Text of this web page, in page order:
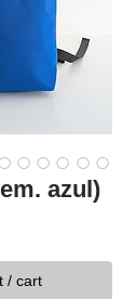
azul)
/ cart